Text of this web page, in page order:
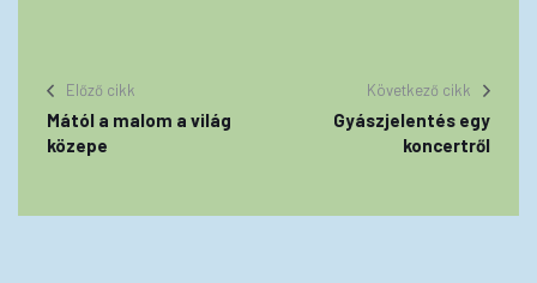
Előző cikk
Mától a malom a világ
közepe
Következő cikk
Gyászjelentés egy
koncertről